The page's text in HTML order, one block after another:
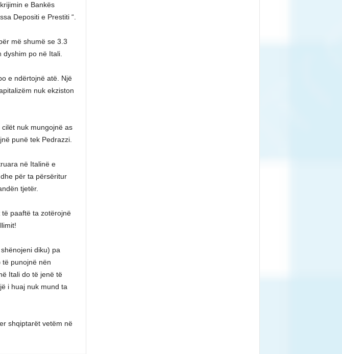
e Bankës
Depositi e Prestiti “.
më shumë se 3.3
po në Itali.
e ndërtojnë atë. Një
nuk ekziston
nuk mungojnë as
punë tek Pedrazzi.
në Italinë e
për ta përsëritur
tjetër.
paaftë ta zotërojnë
diku) pa
të punojnë nën
Itali do të jenë të
i huaj nuk mund ta
shqiptarët vetëm në